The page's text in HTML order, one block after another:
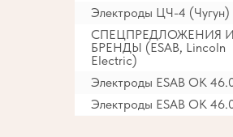
Электроды ЦЧ-4 (Чугун)
СПЕЦПРЕДЛОЖЕНИЯ И
БРЕНДЫ (ESAB, Lincoln
Electric)
Электроды ESAB OK
Электроды ESAB OK